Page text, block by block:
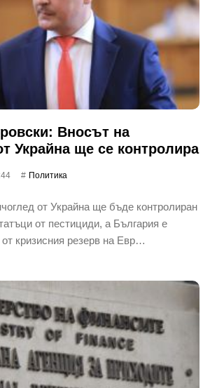
Вносът на
Украйна ще се контролира
Политика
от Украйна ще бъде контролиран
от пестициди, а България е
кризисния резерв на Евр…